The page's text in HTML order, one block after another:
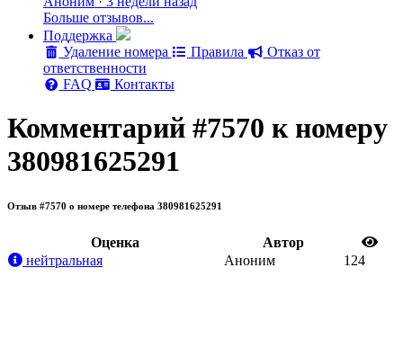
Больше отзывов...
Поддержка
Удаление номера
Правила
Отказ от
ответственности
FAQ
Контакты
Комментарий #7570 к номеру
380981625291
Отзыв #7570 о номере телефона 380981625291
Oценка
Автор
нейтральная
Аноним 124